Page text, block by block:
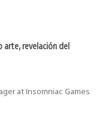
arte, revelación del
at Insomniac Games